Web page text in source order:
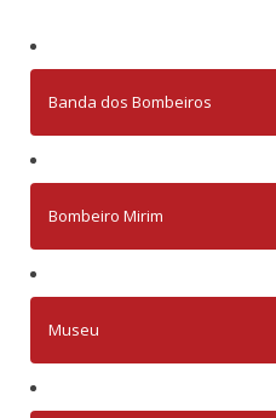
Banda dos Bombeiros
Bombeiro Mirim
Museu